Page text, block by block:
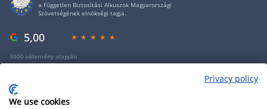
a Független Biztosítási Alkuszok Magyarországi
Szövetségének elnökségi tagja.
5,00
3000 vélemény alapján
Privacy policy
We use cookies